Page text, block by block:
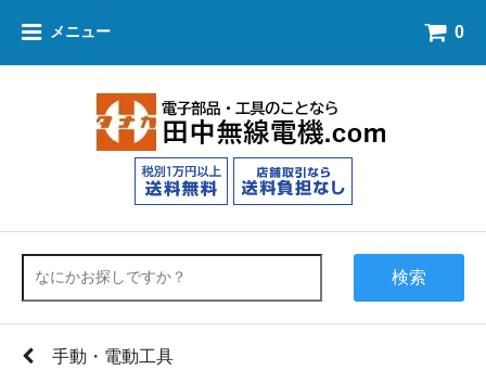
メニュー 0
検索
手動・電動工具